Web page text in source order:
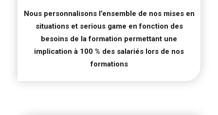
Nous personnalisons l’ensemble de nos mises en
situations et serious game en fonction des
besoins de la formation permettant une
implication à 100 % des salariés lors de nos
formations